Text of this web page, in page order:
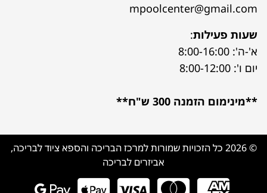
mpoolcenter@gmail.com
שעות פעילות:
א'-ה': 8:00-16:00
יום ו': 8:00-12:00
**מינימום הזמנה 300 ש"ח**
© 2026 כל הזכויות שמורות למרכז הבריכה והספא ציוד לבריכה,
אביזרים לבריכה